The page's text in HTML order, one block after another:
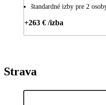
štandardné izby pre 2
+263 € /izba
Strava